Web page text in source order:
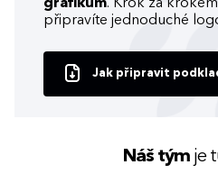
grafikům. Krok za
připravíte jednoduché
Jak připravit
Náš týmje